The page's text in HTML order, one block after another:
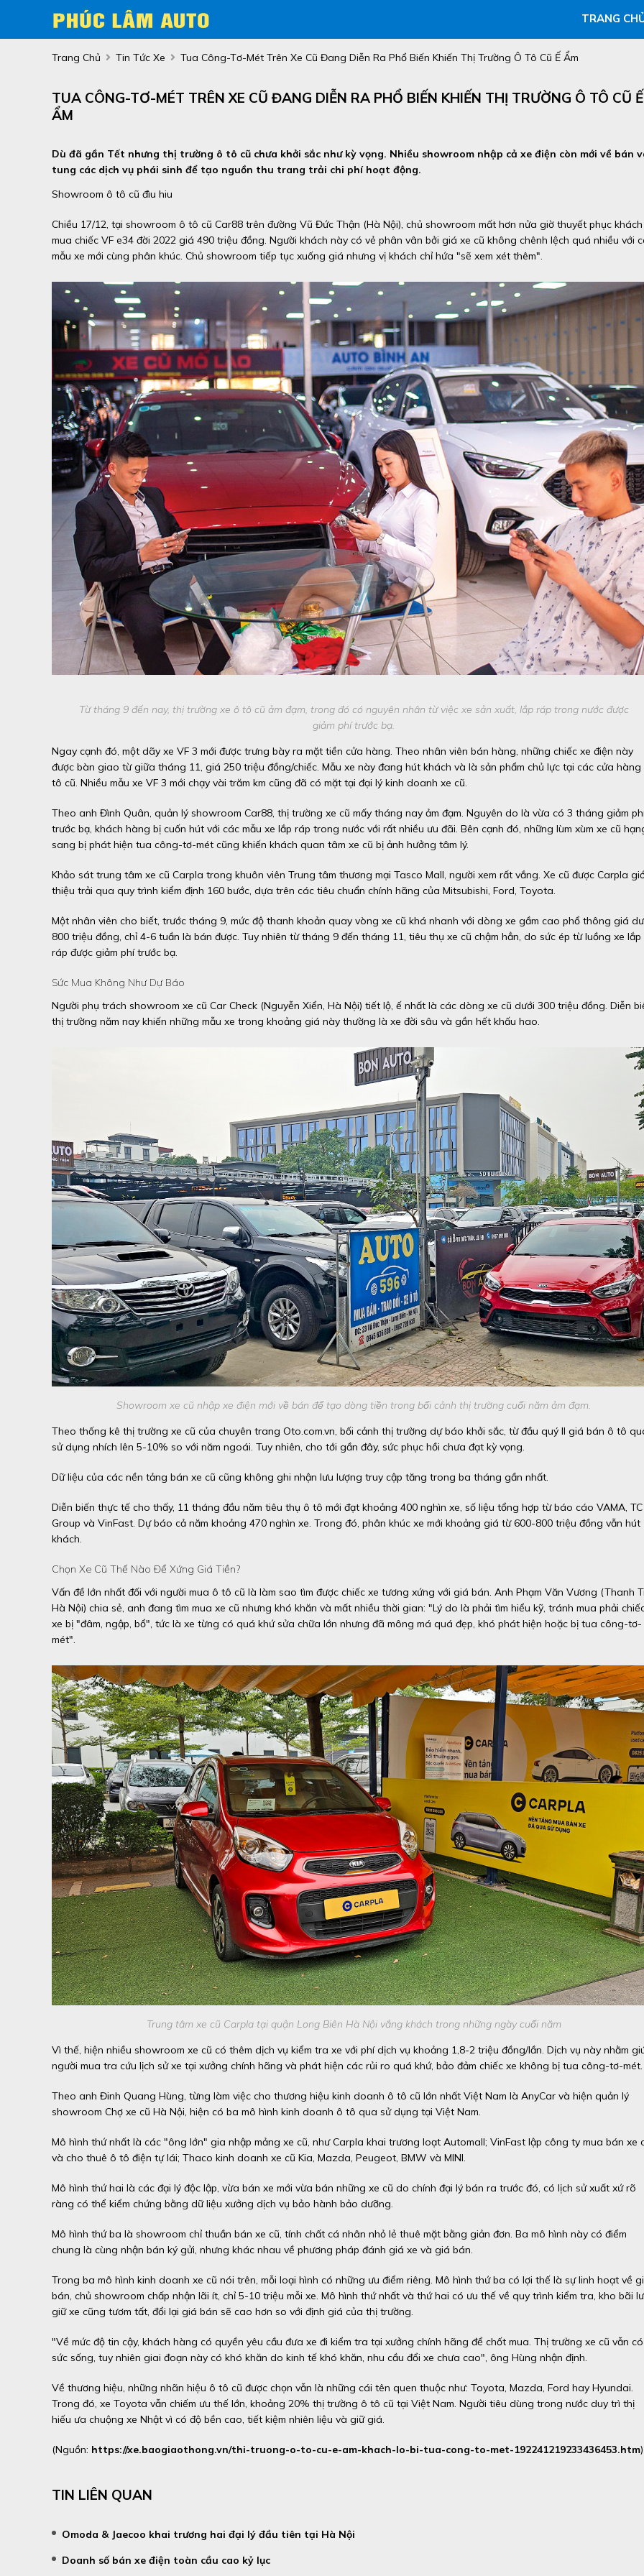
TRANG
Trang Chủ Tin Tức Xe Tua Công-Tơ-Mét Trên Xe Cũ Đang Diễn Ra Phổ Biến Khiến Thị Trường Ô Tô Cũ Ế Ẩm
TUA CÔNG-TƠ-MÉT TRÊN XE CŨ ĐANG DIỄN RA PHỔ BIẾN KHIẾN THỊ TRƯỜNG Ô TÔ CŨ Ế
ẨM
Dù đã gần Tết nhưng thị trường ô tô cũ chưa khởi sắc như kỳ vọng. Nhiều showroom nhập cả xe điện còn mới về bán
tung các dịch vụ phái sinh để tạo nguồn thu trang trải chi phí hoạt động.
Showroom ô tô cũ đìu hiu
Chiều 17/12, tại showroom ô tô cũ Car88 trên đường Vũ Đức Thận (Hà Nội), chủ showroom mất hơn nửa giờ thuyết phục khách
mua chiếc VF e34 đời 2022 giá 490 triệu đồng. Người khách này có vẻ phân vân bởi giá xe cũ không chênh lệch quá nhiều với
mẫu xe mới cùng phân khúc. Chủ showroom tiếp tục xuống giá nhưng vị khách chỉ hứa "sẽ xem xét thêm".
Từ tháng 9 đến nay, thị trường xe ô tô cũ ảm đạm, trong đó có nguyên nhân từ việc xe sản xuất, lắp ráp trong nước được
giảm phí trước bạ.
Ngay cạnh đó, một dãy xe VF 3 mới được trưng bày ra mặt tiền cửa hàng. Theo nhân viên bán hàng, những chiếc xe điện này
được bàn giao từ giữa tháng 11, giá 250 triệu đồng/chiếc. Mẫu xe này đang hút khách và là sản phẩm chủ lực tại các cửa hàng
tô cũ. Nhiều mẫu xe VF 3 mới chạy vài trăm km cũng đã có mặt tại đại lý kinh doanh xe cũ.
Theo anh Đình Quân, quản lý showroom Car88, thị trường xe cũ mấy tháng nay ảm đạm. Nguyên do là vừa có 3 tháng giảm
trước bạ, khách hàng bị cuốn hút với các mẫu xe lắp ráp trong nước với rất nhiều ưu đãi. Bên cạnh đó, những lùm xùm xe cũ
sang bị phát hiện tua công-tơ-mét cũng khiến khách quan tâm xe cũ bị ảnh hưởng tâm lý.
Khảo sát trung tâm xe cũ Carpla trong khuôn viên Trung tâm thương mại Tasco Mall, người xem rất vắng. Xe cũ được Carpla
thiệu trải qua quy trình kiểm định 160 bước, dựa trên các tiêu chuẩn chính hãng của Mitsubishi, Ford, Toyota.
Một nhân viên cho biết, trước tháng 9, mức độ thanh khoản quay vòng xe cũ khá nhanh với dòng xe gầm cao phổ thông giá
800 triệu đồng, chỉ 4-6 tuần là bán được. Tuy nhiên từ tháng 9 đến tháng 11, tiêu thụ xe cũ chậm hẳn, do sức ép từ luồng xe lắp
ráp được giảm phí trước bạ.
Sức Mua Không Như Dự Báo
Người phụ trách showroom xe cũ Car Check (Nguyễn Xiển, Hà Nội) tiết lộ, ế nhất là các dòng xe cũ dưới 300 triệu đồng. Diễn
thị trường năm nay khiến những mẫu xe trong khoảng giá này thường là xe đời sâu và gần hết khấu hao.
Showroom xe cũ nhập xe điện mới về bán để tạo dòng tiền trong bối cảnh thị trường cuối năm ảm đạm.
Theo thống kê thị trường xe cũ của chuyên trang Oto.com.vn, bối cảnh thị trường dự báo khởi sắc, từ đầu quý II giá bán ô tô
sử dụng nhích lên 5-10% so với năm ngoái. Tuy nhiên, cho tới gần đây, sức phục hồi chưa đạt kỳ vọng.
Dữ liệu của các nền tảng bán xe cũ cũng không ghi nhận lưu lượng truy cập tăng trong ba tháng gần nhất.
Diễn biến thực tế cho thấy, 11 tháng đầu năm tiêu thụ ô tô mới đạt khoảng 400 nghìn xe, số liệu tổng hợp từ báo cáo VAMA, TC
Group và VinFast. Dự báo cả năm khoảng 470 nghìn xe. Trong đó, phân khúc xe mới khoảng giá từ 600-800 triệu đồng vẫn hút
khách.
Chọn Xe Cũ Thế Nào Để Xứng Giá Tiền?
Vấn đề lớn nhất đối với người mua ô tô cũ là làm sao tìm được chiếc xe tương xứng với giá bán. Anh Phạm Văn Vương (Thanh
Hà Nội) chia sẻ, anh đang tìm mua xe cũ nhưng khó khăn và mất nhiều thời gian: "Lý do là phải tìm hiểu kỹ, tránh mua phải
xe bị "đâm, ngập, bổ", tức là xe từng có quá khứ sửa chữa lớn nhưng đã mông má quá đẹp, khó phát hiện hoặc bị tua công-tơ-
mét".
Trung tâm xe cũ Carpla tại quận Long Biên Hà Nội vắng khách trong những ngày cuối năm
Vì thế, hiện nhiều showroom xe cũ có thêm dịch vụ kiểm tra xe với phí dịch vụ khoảng 1,8-2 triệu đồng/lần. Dịch vụ này nhằm
người mua tra cứu lịch sử xe tại xưởng chính hãng và phát hiện các rủi ro quá khứ, bảo đảm chiếc xe không bị tua công-tơ-mét.
Theo anh Đinh Quang Hùng, từng làm việc cho thương hiệu kinh doanh ô tô cũ lớn nhất Việt Nam là AnyCar và hiện quản lý
showroom Chợ xe cũ Hà Nội, hiện có ba mô hình kinh doanh ô tô qua sử dụng tại Việt Nam.
Mô hình thứ nhất là các "ông lớn" gia nhập mảng xe cũ, như Carpla khai trương loạt Automall; VinFast lập công ty mua bán xe
và cho thuê ô tô điện tự lái; Thaco kinh doanh xe cũ Kia, Mazda, Peugeot, BMW và MINI.
Mô hình thứ hai là các đại lý độc lập, vừa bán xe mới vừa bán những xe cũ do chính đại lý bán ra trước đó, có lịch sử xuất xứ rõ
ràng có thể kiểm chứng bằng dữ liệu xưởng dịch vụ bảo hành bảo dưỡng.
Mô hình thứ ba là showroom chỉ thuần bán xe cũ, tính chất cá nhân nhỏ lẻ thuê mặt bằng giản đơn. Ba mô hình này có điểm
chung là cùng nhận bán ký gửi, nhưng khác nhau về phương pháp đánh giá xe và giá bán.
Trong ba mô hình kinh doanh xe cũ nói trên, mỗi loại hình có những ưu điểm riêng. Mô hình thứ ba có lợi thế là sự linh hoạt về
bán, chủ showroom chấp nhận lãi ít, chỉ 5-10 triệu mỗi xe. Mô hình thứ nhất và thứ hai có ưu thế về quy trình kiểm tra, kho bãi
giữ xe cũng tươm tất, đổi lại giá bán sẽ cao hơn so với định giá của thị trường.
"Về mức độ tin cậy, khách hàng có quyền yêu cầu đưa xe đi kiểm tra tại xưởng chính hãng để chốt mua. Thị trường xe cũ vẫn có
sức sống, tuy nhiên giai đoạn này có khó khăn do kinh tế khó khăn, nhu cầu đổi xe chưa cao", ông Hùng nhận định.
Về thương hiệu, những nhãn hiệu ô tô cũ được chọn vẫn là những cái tên quen thuộc như: Toyota, Mazda, Ford hay Hyundai.
Trong đó, xe Toyota vẫn chiếm ưu thế lớn, khoảng 20% thị trường ô tô cũ tại Việt Nam. Người tiêu dùng trong nước duy trì thị
hiếu ưa chuộng xe Nhật vì có độ bền cao, tiết kiệm nhiên liệu và giữ giá.
(Nguồn: https://xe.baogiaothong.vn/thi-truong-o-to-cu-e-am-khach-lo-bi-tua-cong-to-met-192241219233436453.htm)
TIN LIÊN QUAN
Omoda & Jaecoo khai trương hai đại lý đầu tiên tại Hà Nội
Doanh số bán xe điện toàn cầu cao kỷ lục